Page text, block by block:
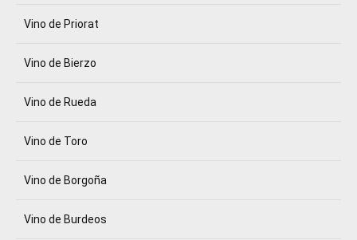
Vino de Priorat
Vino de Bierzo
Vino de Rueda
Vino de Toro
Vino de Borgoña
Vino de Burdeos